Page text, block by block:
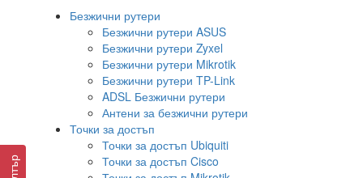
Безжични рутери
Безжични рутери ASUS
Безжични рутери Zyxel
Безжични рутери Mikrotik
Безжични рутери TP-Link
ADSL Безжични рутери
Антени за безжични рутери
Точки за достъп
Точки за достъп Ubiquiti
Точки за достъп Cisco